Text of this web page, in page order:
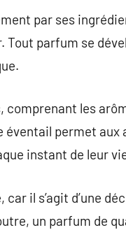
par ses
parfum se
comprenant les
permet aux
instant de leur
il s’agit d’une
un parfum de